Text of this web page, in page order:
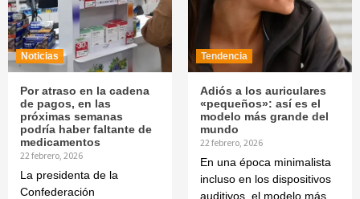
Noticias
Por atraso en la cadena
de pagos, en las
próximas semanas
podría haber faltante de
medicamentos
22 febrero, 2026
La presidenta de la
Confederación
Tendencia
Adiós a los auriculares
«pequeños»: así es el
modelo más grande del
mundo
22 febrero, 2026
En una época minimalista
incluso en los dispositivos
auditivos, el modelo más